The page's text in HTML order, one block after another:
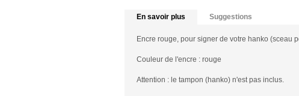
En savoir plus Suggestions
Encre rouge, pour signer de votre hanko (sceau
Couleur de l'encre : rouge
Attention : le tampon (hanko) n'est pas inclus.